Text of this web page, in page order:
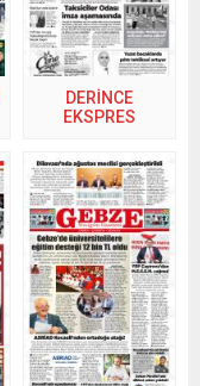
DERİNCE
EKSPRES